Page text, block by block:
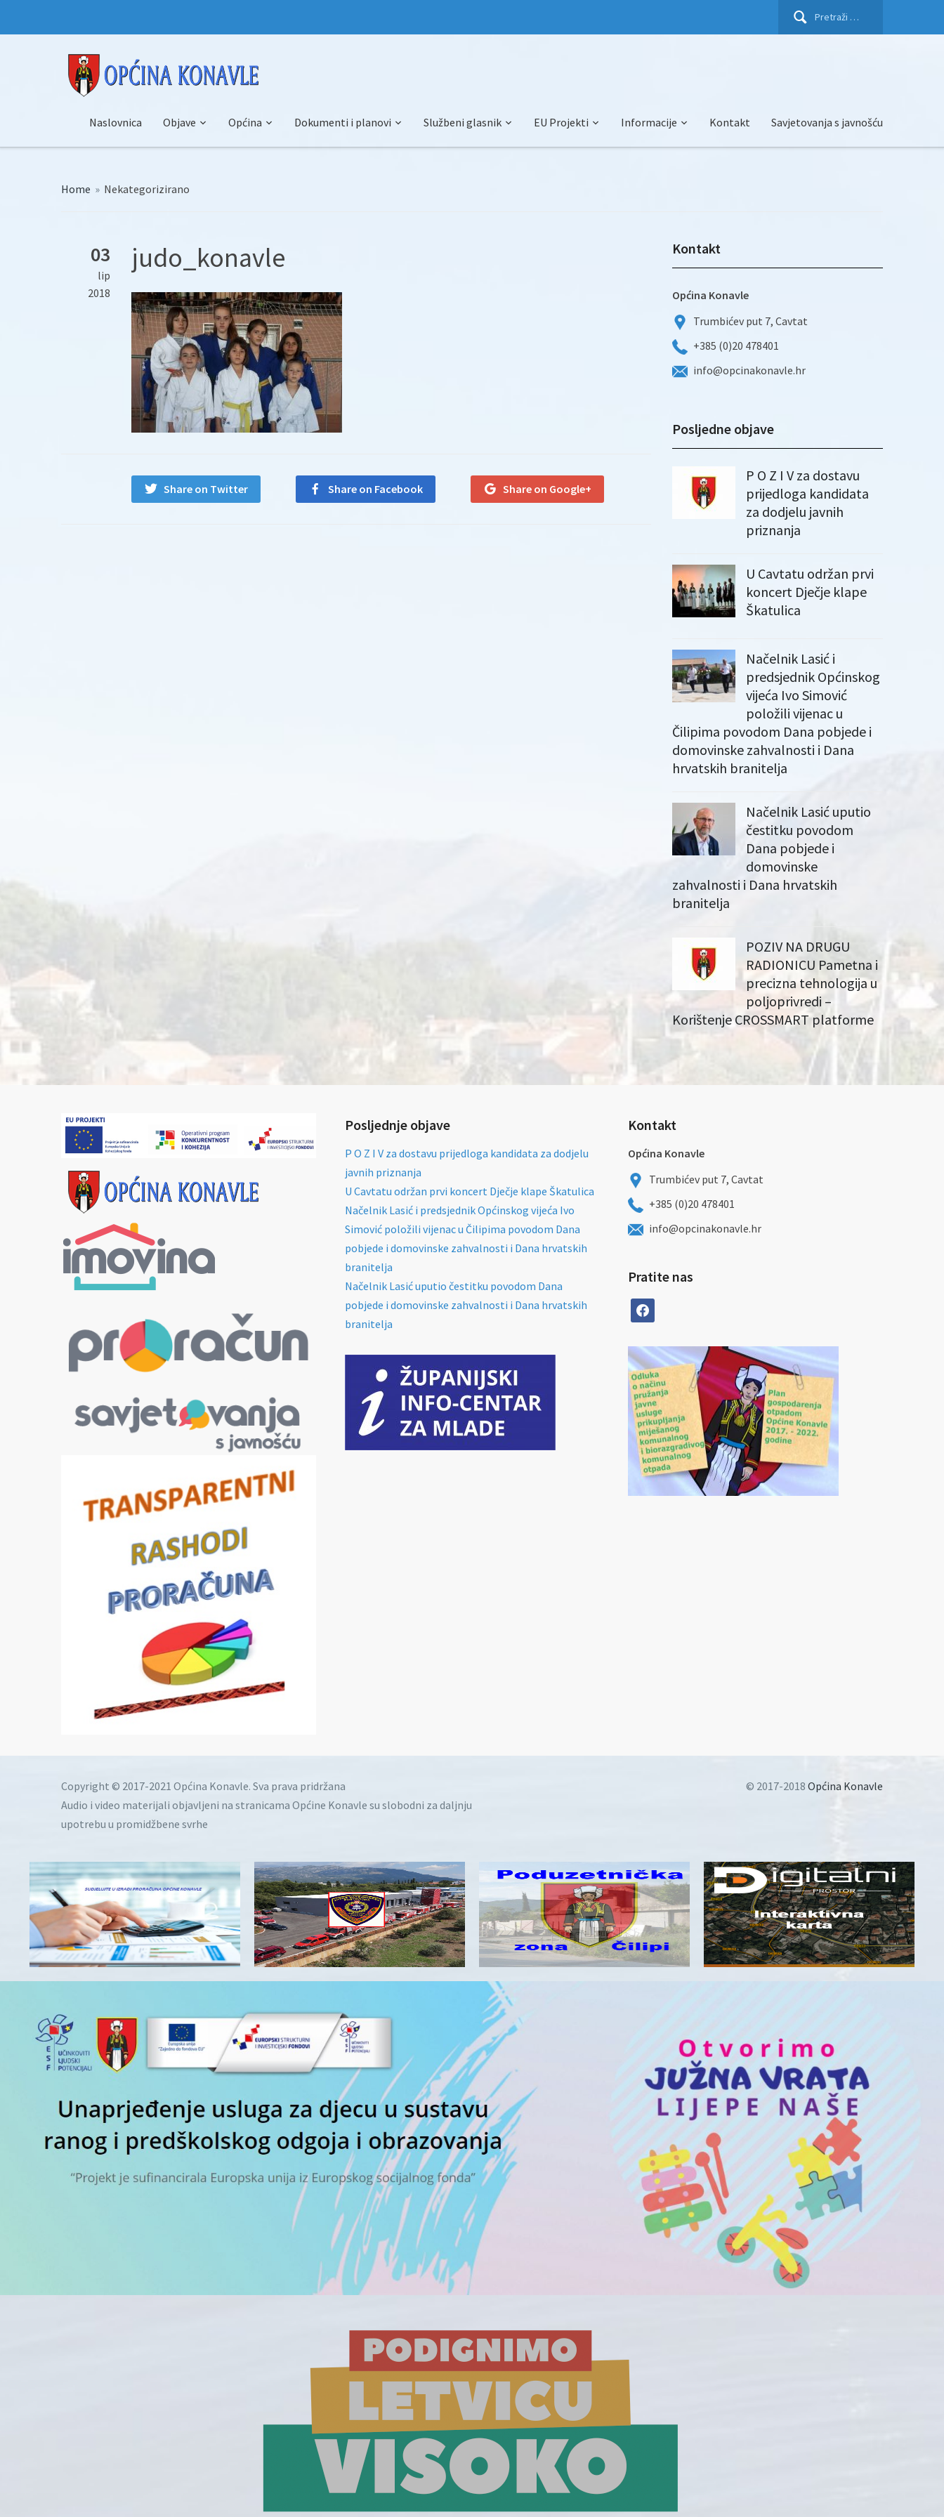
Pretraži:
Naslovnica Objave Općina Dokumenti i planovi Službeni glasnik EU Projekti Informacije Kontakt Savjetovanja s javnošću
Home » Nekategorizirano
03
lip
2018
judo_konavle
Share on Twitter Share on Facebook Share on Google+
Kontakt
Općina Konavle
Trumbićev put 7, Cavtat
+385 (0)20 478401
info@opcinakonavle.hr
Posljedne objave
P O Z I V za dostavu
prijedloga kandidata
za dodjelu javnih
priznanja
U Cavtatu održan prvi
koncert Dječje klape
Škatulica
Načelnik Lasić i
predsjednik Općinskog
vijeća Ivo Simović
položili vijenac u
Čilipima povodom Dana pobjede i
domovinske zahvalnosti i Dana
hrvatskih branitelja
Načelnik Lasić uputio
čestitku povodom
Dana pobjede i
domovinske
zahvalnosti i Dana hrvatskih
branitelja
POZIV NA DRUGU
RADIONICU Pametna i
precizna tehnologija u
poljoprivredi –
Korištenje CROSSMART platforme
Posljednje objave
P O Z I V za dostavu prijedloga kandidata za dodjelu
javnih priznanja
U Cavtatu održan prvi koncert Dječje klape Škatulica
Načelnik Lasić i predsjednik Općinskog vijeća Ivo
Simović položili vijenac u Čilipima povodom Dana
pobjede i domovinske zahvalnosti i Dana hrvatskih
branitelja
Načelnik Lasić uputio čestitku povodom Dana
pobjede i domovinske zahvalnosti i Dana hrvatskih
branitelja
Kontakt
Općina Konavle
Trumbićev put 7, Cavtat
+385 (0)20 478401
info@opcinakonavle.hr
Pratite nas
facebook
Copyright © 2017-2021 Općina Konavle. Sva prava pridržana
Audio i video materijali objavljeni na stranicama Općine Konavle su slobodni za daljnju
upotrebu u promidžbene svrhe
© 2017-2018 Općina Konavle